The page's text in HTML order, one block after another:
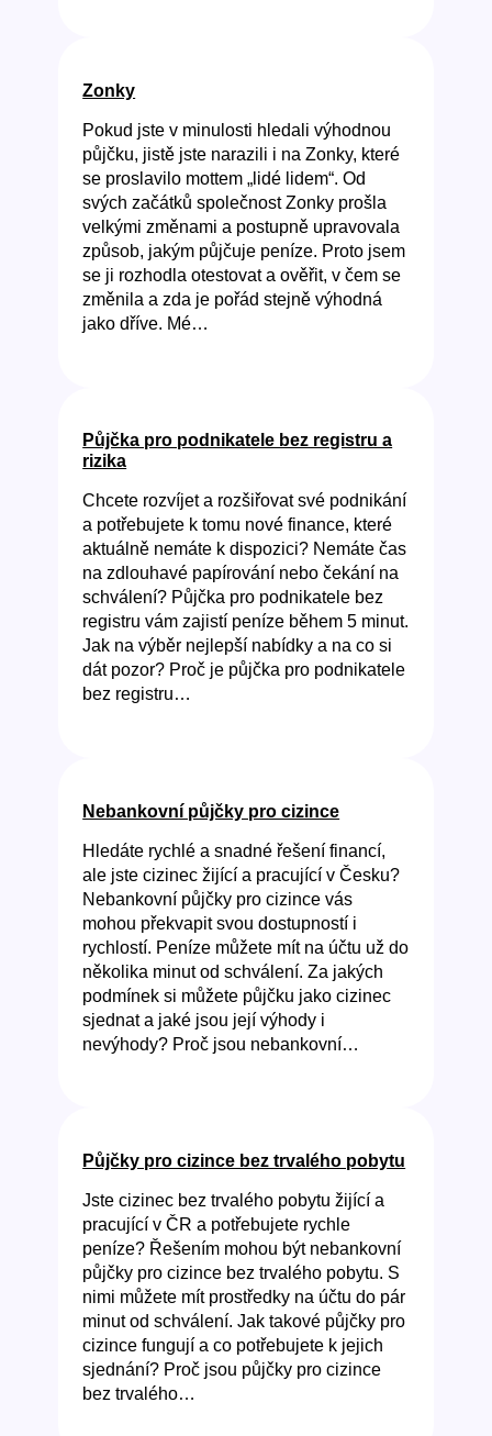
Zonky
Pokud jste v minulosti hledali výhodnou
půjčku, jistě jste narazili i na Zonky, které
se proslavilo mottem „lidé lidem“. Od
svých začátků společnost Zonky prošla
velkými změnami a postupně upravovala
způsob, jakým půjčuje peníze. Proto jsem
se ji rozhodla otestovat a ověřit, v čem se
změnila a zda je pořád stejně výhodná
jako dříve. Mé…
Půjčka pro podnikatele bez registru a
rizika
Chcete rozvíjet a rozšiřovat své podnikání
a potřebujete k tomu nové finance, které
aktuálně nemáte k dispozici? Nemáte čas
na zdlouhavé papírování nebo čekání na
schválení? Půjčka pro podnikatele bez
registru vám zajistí peníze během 5 minut.
Jak na výběr nejlepší nabídky a na co si
dát pozor? Proč je půjčka pro podnikatele
bez registru…
Nebankovní půjčky pro cizince
Hledáte rychlé a snadné řešení financí,
ale jste cizinec žijící a pracující v Česku?
Nebankovní půjčky pro cizince vás
mohou překvapit svou dostupností i
rychlostí. Peníze můžete mít na účtu už do
několika minut od schválení. Za jakých
podmínek si můžete půjčku jako cizinec
sjednat a jaké jsou její výhody i
nevýhody? Proč jsou nebankovní…
Půjčky pro cizince bez trvalého pobytu
Jste cizinec bez trvalého pobytu žijící a
pracující v ČR a potřebujete rychle
peníze? Řešením mohou být nebankovní
půjčky pro cizince bez trvalého pobytu. S
nimi můžete mít prostředky na účtu do pár
minut od schválení. Jak takové půjčky pro
cizince fungují a co potřebujete k jejich
sjednání? Proč jsou půjčky pro cizince
bez trvalého…